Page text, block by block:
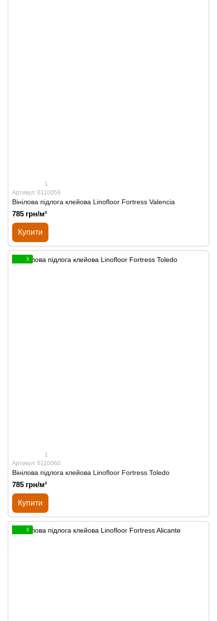
1
Артикул: 6110059
Вінілова підлога клейова Linofloor Fortress Valencia
785 грн/м²
Купити
3
1
Артикул: 6110060
Вінілова підлога клейова Linofloor Fortress Toledo
785 грн/м²
Купити
3